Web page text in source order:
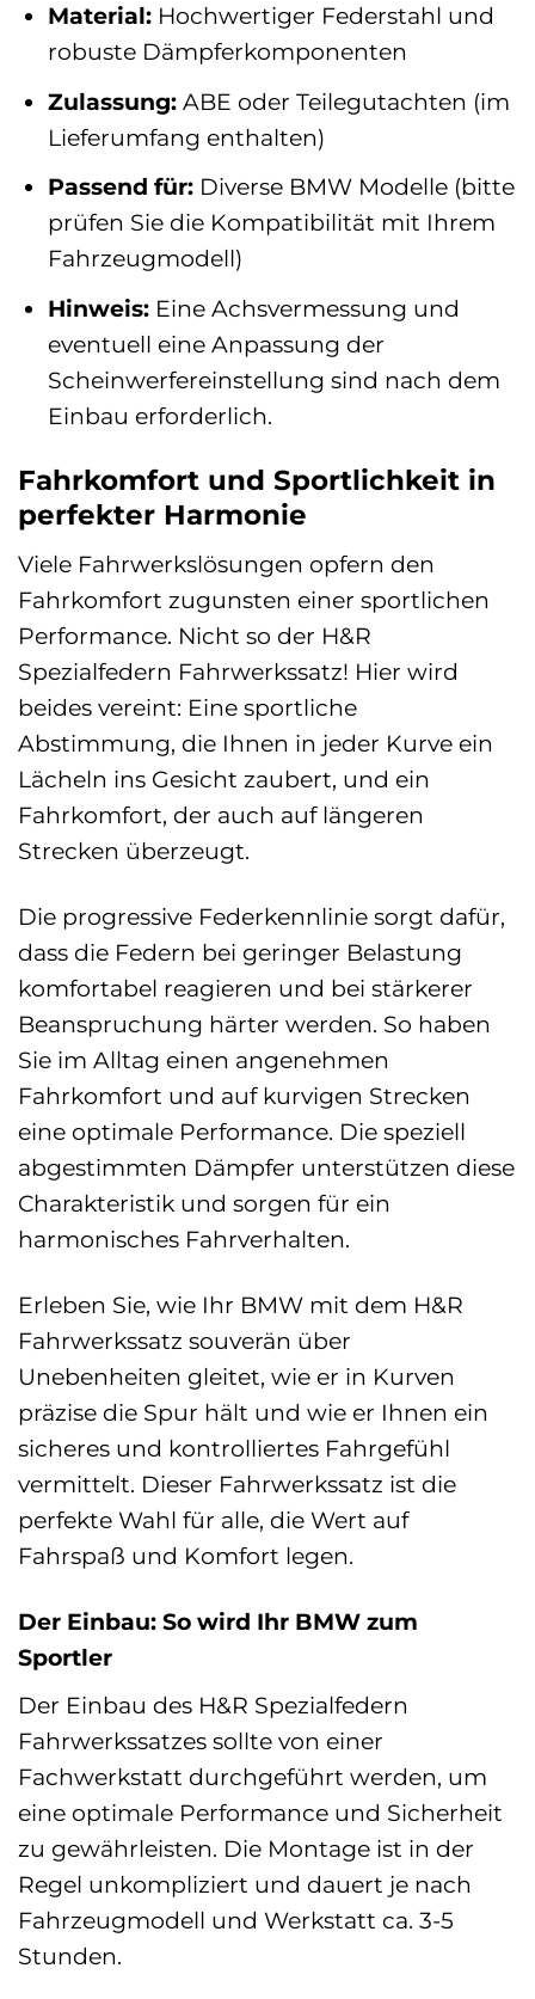
Material:Hochwertiger Federstahl und
robuste Dämpferkomponenten
Zulassung:ABE oder Teilegutachten (im
Lieferumfang enthalten)
Passend für:Diverse BMW Modelle (bitte
prüfen Sie die Kompatibilität mit Ihrem
Fahrzeugmodell)
Hinweis:Eine Achsvermessung und
eventuell eine Anpassung der
Scheinwerfereinstellung sind nach dem
Einbau erforderlich.
Fahrkomfort und Sportlichkeit in
perfekter Harmonie
Viele Fahrwerkslösungen opfern den
Fahrkomfort zugunsten einer sportlichen
Performance. Nicht so der H&R
Spezialfedern Fahrwerkssatz! Hier wird
beides vereint: Eine sportliche
Abstimmung, die Ihnen in jeder Kurve ein
Lächeln ins Gesicht zaubert, und ein
Fahrkomfort, der auch auf längeren
Strecken überzeugt.
Die progressive Federkennlinie sorgt dafür,
dass die Federn bei geringer Belastung
komfortabel reagieren und bei stärkerer
Beanspruchung härter werden. So haben
Sie im Alltag einen angenehmen
Fahrkomfort und auf kurvigen Strecken
eine optimale Performance. Die speziell
abgestimmten Dämpfer unterstützen diese
Charakteristik und sorgen für ein
harmonisches Fahrverhalten.
Erleben Sie, wie Ihr BMW mit dem H&R
Fahrwerkssatz souverän über
Unebenheiten gleitet, wie er in Kurven
präzise die Spur hält und wie er Ihnen ein
sicheres und kontrolliertes Fahrgefühl
vermittelt. Dieser Fahrwerkssatz ist die
perfekte Wahl für alle, die Wert auf
Fahrspaß und Komfort legen.
Der Einbau: So wird Ihr BMW zum
Sportler
Der Einbau des H&R Spezialfedern
Fahrwerkssatzes sollte von einer
Fachwerkstatt durchgeführt werden, um
eine optimale Performance und Sicherheit
zu gewährleisten. Die Montage ist in der
Regel unkompliziert und dauert je nach
Fahrzeugmodell und Werkstatt ca. 3-5
Stunden.